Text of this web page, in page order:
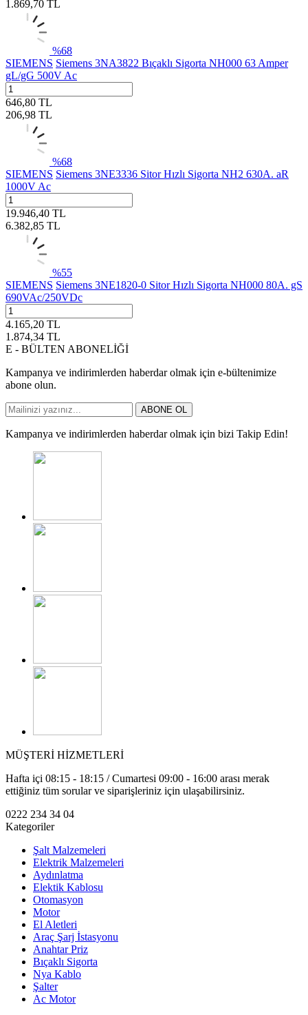
1.869,70 TL
%68
SIEMENS Siemens 3NA3822 Bıçaklı Sigorta NH000 63 Amper
gL/gG 500V Ac
646,80 TL
206,98 TL
%68
SIEMENS Siemens 3NE3336 Sitor Hızlı Sigorta NH2 630A. aR
1000V Ac
19.946,40 TL
6.382,85 TL
%55
SIEMENS Siemens 3NE1820-0 Sitor Hızlı Sigorta NH000 80A. gS
690VAc/250VDc
4.165,20 TL
1.874,34 TL
E - BÜLTEN ABONELİĞİ
Kampanya ve indirimlerden haberdar olmak için e-bültenimize
abone olun.
ABONE OL
Kampanya ve indirimlerden haberdar olmak için bizi Takip Edin!
MÜŞTERİ HİZMETLERİ
Hafta içi 08:15 - 18:15 / Cumartesi 09:00 - 16:00 arası merak
ettiğiniz tüm sorular ve siparişleriniz için ulaşabilirsiniz.
0222 234 34 04
Kategoriler
Şalt Malzemeleri
Elektrik Malzemeleri
Aydınlatma
Elektik Kablosu
Otomasyon
Motor
El Aletleri
Araç Şarj İstasyonu
Anahtar Priz
Bıçaklı Sigorta
Nya Kablo
Şalter
Ac Motor